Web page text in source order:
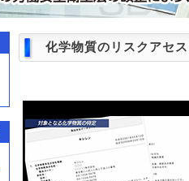
化学物質のリスクアセ